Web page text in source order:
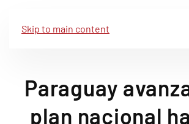
Skip to main content
Paraguay
plan nacional